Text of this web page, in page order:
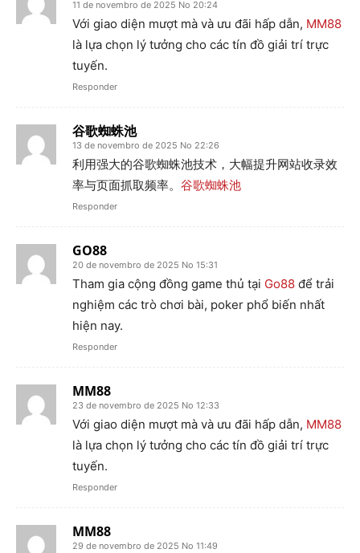
11 de novembro de 2025 No 20:24
Với giao diện mượt mà và ưu đãi hấp dẫn, MM88
là lựa chọn lý tưởng cho các tín đồ giải trí trực
tuyến.
Responder
谷歌蜘蛛池
13 de novembro de 2025 No 22:26
利用强大的谷歌蜘蛛池技术，大幅提升网站收录效
率与页面抓取频率。 谷歌蜘蛛池
Responder
GO88
20 de novembro de 2025 No 15:31
Tham gia cộng đồng game thủ tại Go88 để trải
nghiệm các trò chơi bài, poker phổ biến nhất
hiện nay.
Responder
MM88
23 de novembro de 2025 No 12:33
Với giao diện mượt mà và ưu đãi hấp dẫn, MM88
là lựa chọn lý tưởng cho các tín đồ giải trí trực
tuyến.
Responder
MM88
29 de novembro de 2025 No 11:49